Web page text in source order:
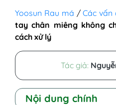
Yoosun Rau má /Các
tay chân miêng không
cách xử lý
Tác giả:
Nội dung chính